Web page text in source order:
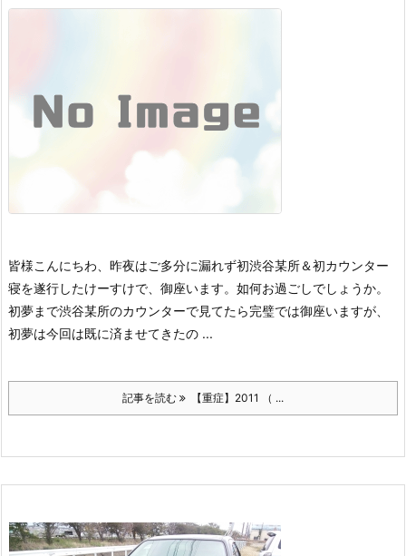
皆様こんにちわ、昨夜はご多分に漏れず初渋谷某所＆初カウンター
寝を遂行したけーすけで、御座います。 如何お過ごしでしょうか。
初夢まで渋谷某所のカウンターで見てたら完璧では御座いますが、
初夢は今回は既に済ませてきたの ...
記事を読む 【重症】2011 （ ...